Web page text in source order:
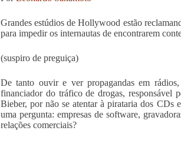
Grandes estúdios de Hollywood estão
para impedir os internautas de encontrarem
(suspiro de preguiça)
De tanto ouvir e ver propagandas em
financiador do tráfico de drogas, responsável
Bieber, por não se atentar à pirataria dos CDs
uma pergunta: empresas de software,
relações comerciais?